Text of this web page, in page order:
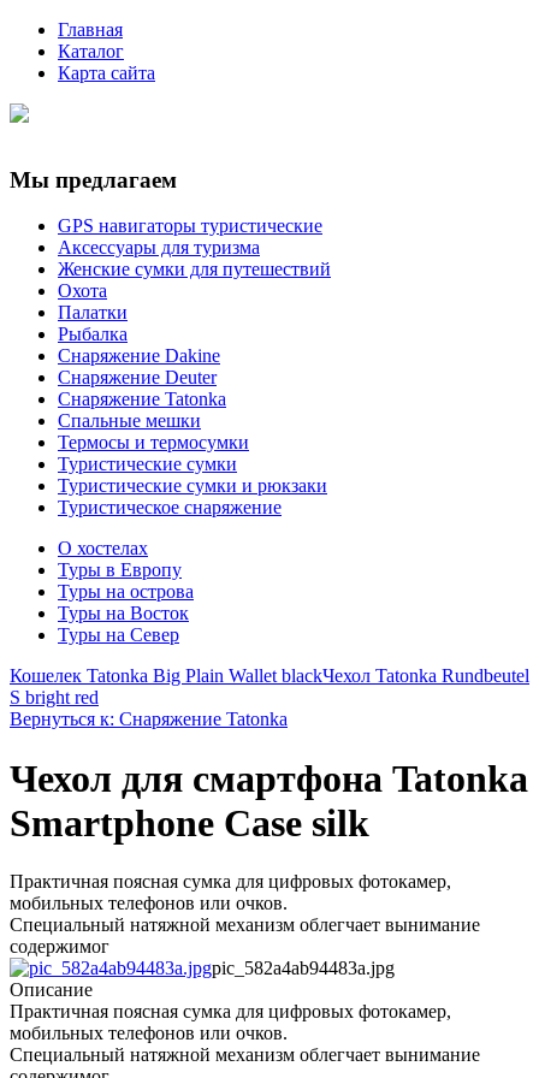
Главная
Каталог
Карта сайта
Мы предлагаем
GPS навигаторы туристические
Аксессуары для туризма
Женские сумки для путешествий
Охота
Палатки
Рыбалка
Снаряжение Dakine
Снаряжение Deuter
Снаряжение Tatonka
Спальные мешки
Термосы и термосумки
Туристические сумки
Туристические сумки и рюкзаки
Туристическое снаряжение
О хостелах
Туры в Европу
Туры на острова
Туры на Восток
Туры на Север
Кошелек Tatonka Big Plain Wallet blackЧехол Tatonka Rundbeutel
S bright red
Вернуться к: Снаряжение Tatonka
Чехол для смартфона Tatonka
Smartphone Case silk
Практичная поясная сумка для цифровых фотокамер,
мобильных телефонов или очков.
Специальный натяжной механизм облегчает вынимание
содержимог
pic_582a4ab94483a.jpg
Описание
Практичная поясная сумка для цифровых фотокамер,
мобильных телефонов или очков.
Специальный натяжной механизм облегчает вынимание